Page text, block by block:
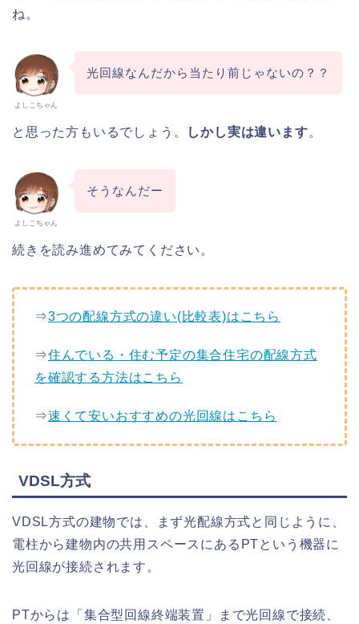
ね。
よしこちゃん
光回線なんだから当たり前じゃないの？？
と思った方もいるでしょう。 しかし実は違います。
よしこちゃん
そうなんだー
続きを読み進めてみてください。
⇒3つの配線方式の違い(比較表)はこちら
⇒住んでいる・住む予定の集合住宅の配線方式
を確認する方法はこちら
⇒速くて安いおすすめの光回線はこちら
VDSL方式
VDSL方式の建物では、まず光配線方式と同じように、
電柱から建物内の共用スペースにあるPTという機器に
光回線が接続されます。
PTからは「集合型回線終端装置」まで光回線で接続、